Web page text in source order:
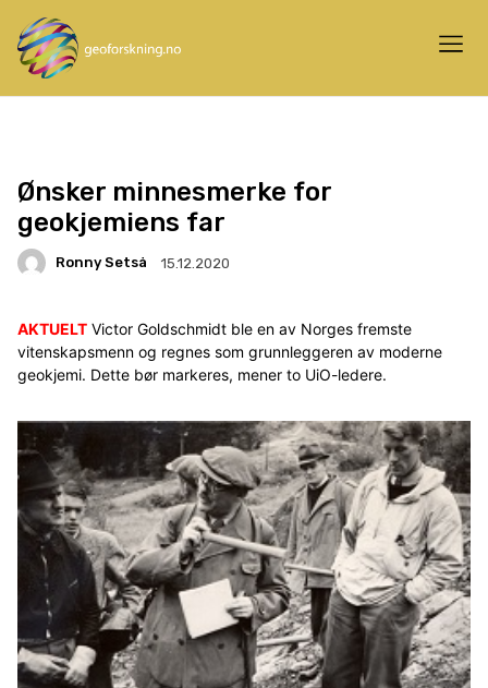
Ønsker minnesmerke for
geokjemiens far
Ronny Setså 15.12.2020
AKTUELT Victor Goldschmidt ble en av Norges fremste
vitenskapsmenn og regnes som grunnleggeren av moderne
geokjemi. Dette bør markeres, mener to UiO-ledere.